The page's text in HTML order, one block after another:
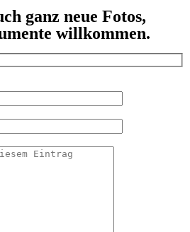
ganz neue Fotos,
willkommen.